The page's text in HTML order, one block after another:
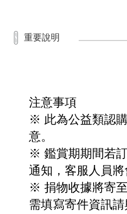
重要說明
注意事項
※ 此為公益類認
意。
※ 鑑賞期期間若
通知，客服人員
※ 捐物收據將寄
需填寫寄件資訊